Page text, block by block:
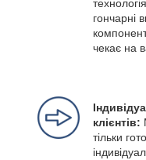
гончарні
чекає на
клієнтів:
тільки